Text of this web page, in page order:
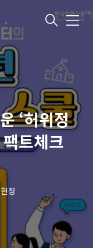
메
‘허위정
트체크
장